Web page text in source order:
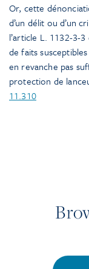
Or, cette
d’un délit ou d’un
l’article L. 1132-3-
de faits
en revanche pas
protection de
11.310